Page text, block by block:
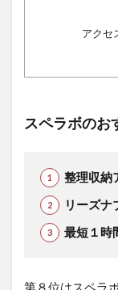
アクセ
スペラボのお
整理収納
リーズナ
最短１時
第８位はスペラ